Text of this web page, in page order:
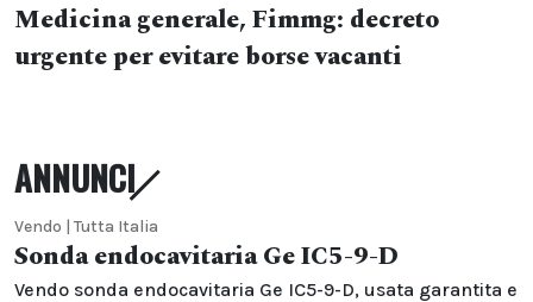
Medicina generale, Fimmg: decreto
urgente per evitare borse vacanti
ANNUNCI
Vendo | Tutta Italia
Sonda endocavitaria Ge IC5-9-D
Vendo sonda endocavitaria Ge IC5-9-D, usata garantita e